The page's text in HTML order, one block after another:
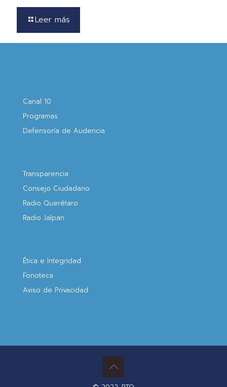
Leer más
Canal 10
Programas
Defensoría de Audencia
Transparencia
Consejo Ciudadano
Radio Querétaro
Radio Jalpan
Ética e Integridad
Fonoteca
Aviso de Privacidad